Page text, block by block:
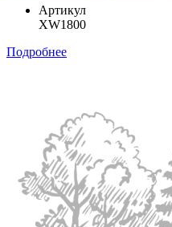
Артикул
XW1800
Подробнее